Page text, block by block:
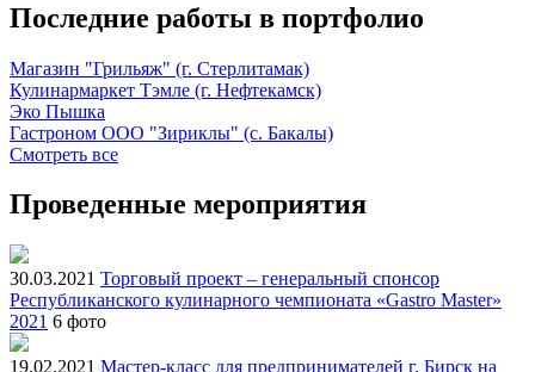
Последние работы в портфолио
Магазин "Грильяж" (г. Стерлитамак)
Кулинармаркет Тэмле (г. Нефтекамск)
Эко Пышка
Гастроном ООО "Зириклы" (с. Бакалы)
Смотреть все
Проведенные мероприятия
30.03.2021 Торговый проект – генеральный спонсор
Республиканского кулинарного чемпионата «Gastro Master»
2021 6 фото
19.02.2021 Мастер-класс для предпринимателей г. Бирск на